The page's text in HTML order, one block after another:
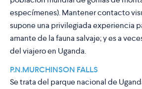
especímenes). Mantener contacto
supone una privilegiada experiencia
amante de la fauna salvaje; y es a
del viajero en Uganda.
P.N.MURCHINSON FALLS
Se trata del parque nacional de